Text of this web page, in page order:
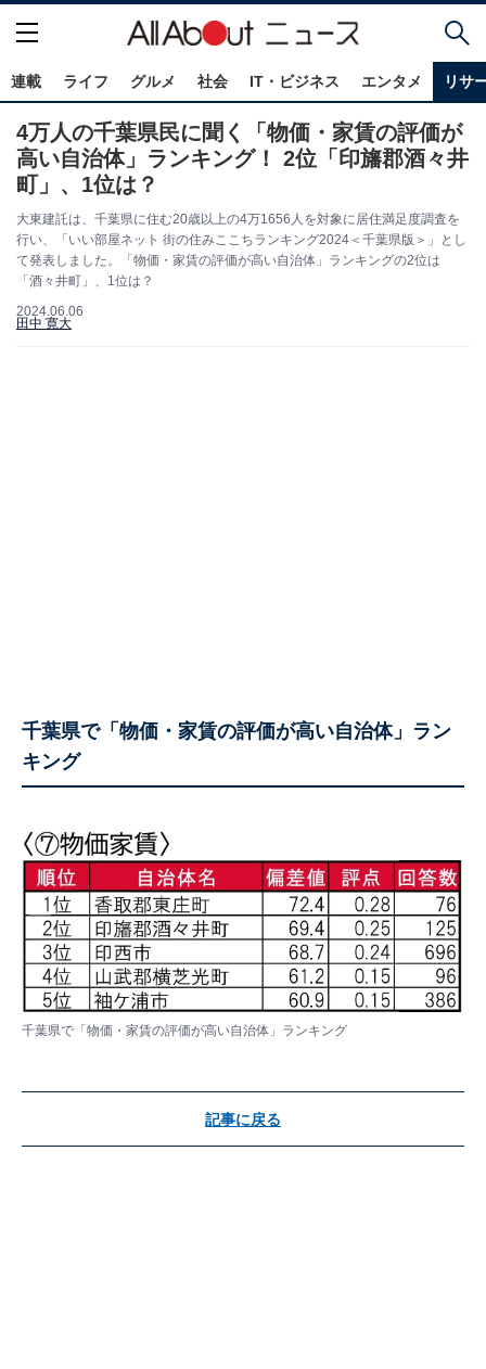
連載 ライフ グルメ 社会 IT・ビジネス エンタメ リサ
4万人の千葉県民に聞く「物価・家賃の評価が
高い自治体」ランキング！ 2位「印旛郡酒々井
町」、1位は？
大東建託は、千葉県に住む20歳以上の4万1656人を対象に居住満足度調査を
行い、「いい部屋ネット 街の住みここちランキング2024＜千葉県版＞」とし
て発表しました。「物価・家賃の評価が高い自治体」ランキングの2位は
「酒々井町」、1位は？
2024.06.06
田中 寛大
千葉県で「物価・家賃の評価が高い自治体」ラン
キング
千葉県で「物価・家賃の評価が高い自治体」ランキング
記事に戻る